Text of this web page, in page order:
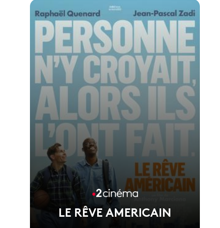
1er film réalisé par Melisa Godet
Voir la fiche du film
LE RÊVE AMERICAIN